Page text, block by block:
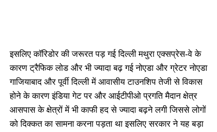
इसलिए कॉरिडोर की जरूरत पड़ गई दिल्ली मथुरा एक्सप्रेस-वे के
कारण ट्रैफिक लोड और भी ज्यादा बढ़ गई नोएडा और ग्रेटर नोएडा
गाजियाबाद और पूर्वी दिल्ली में आवासीय टाउनशिप तेजी से विकास
होने के कारण इंडिया गेट पर और आईटीपीओ प्रगति मैदान क्षेत्र
आसपास के क्षेत्रों में भी काफी हद से ज्यादा बढ़ने लगी जिससे लोगों
को दिक्कत का सामना करना पड़ता था इसलिए सरकार ने यह बड़ा